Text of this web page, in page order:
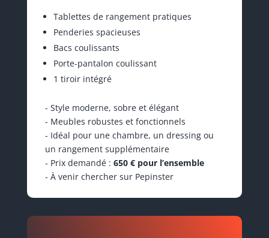
Tablettes de rangement pratiques
Penderies spacieuses
Bacs coulissants
Porte-pantalon coulissant
1 tiroir intégré
- Style moderne, sobre et élégant
- Meubles robustes et fonctionnels
- Idéal pour une chambre, un dressing ou
un rangement supplémentaire
- Prix demandé : 650 € pour l’ensemble
- À venir chercher sur Pepinster